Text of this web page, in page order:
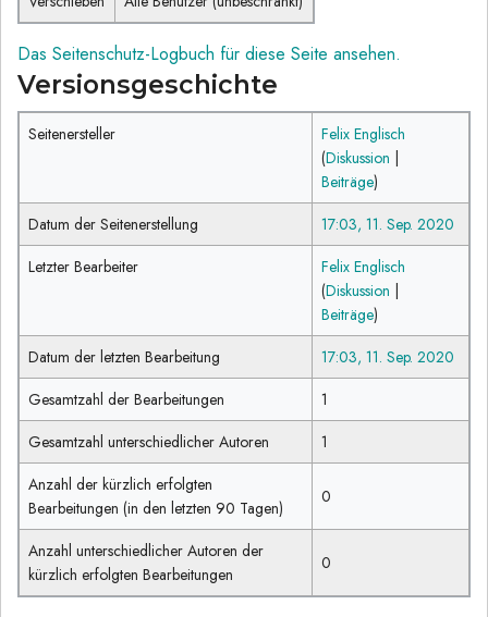
Das Seitenschutz-Logbuch für diese Seite ansehen.
Versionsgeschichte
Seitenersteller
Felix Englisch
(Diskussion
Beiträge)
Datum der Seitenerstellung
17:03, 11. Sep. 2020
Letzter Bearbeiter
Felix Englisch
(Diskussion
Beiträge)
Datum der letzten Bearbeitung
17:03, 11. Sep. 2020
Gesamtzahl der Bearbeitungen
1
Gesamtzahl unterschiedlicher Autoren
1
Anzahl der kürzlich erfolgten
Bearbeitungen (in den letzten 90 Tagen)
0
Anzahl unterschiedlicher Autoren der
kürzlich erfolgten Bearbeitungen
0